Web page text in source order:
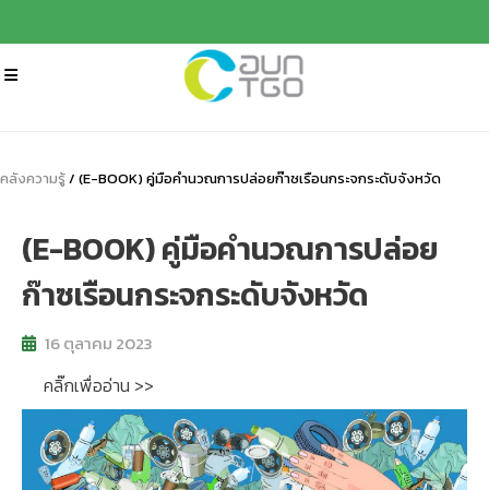
คลังความรู้/ (E-BOOK) คู่มือคำนวณการปล่อยก๊าซเรือนกระจกระดับจังหวัด
(E-BOOK) คู่มือคำนวณการปล่อย
ก๊าซเรือนกระจกระดับจังหวัด
16 ตุลาคม 2023
คลิ๊กเพื่ออ่าน >>